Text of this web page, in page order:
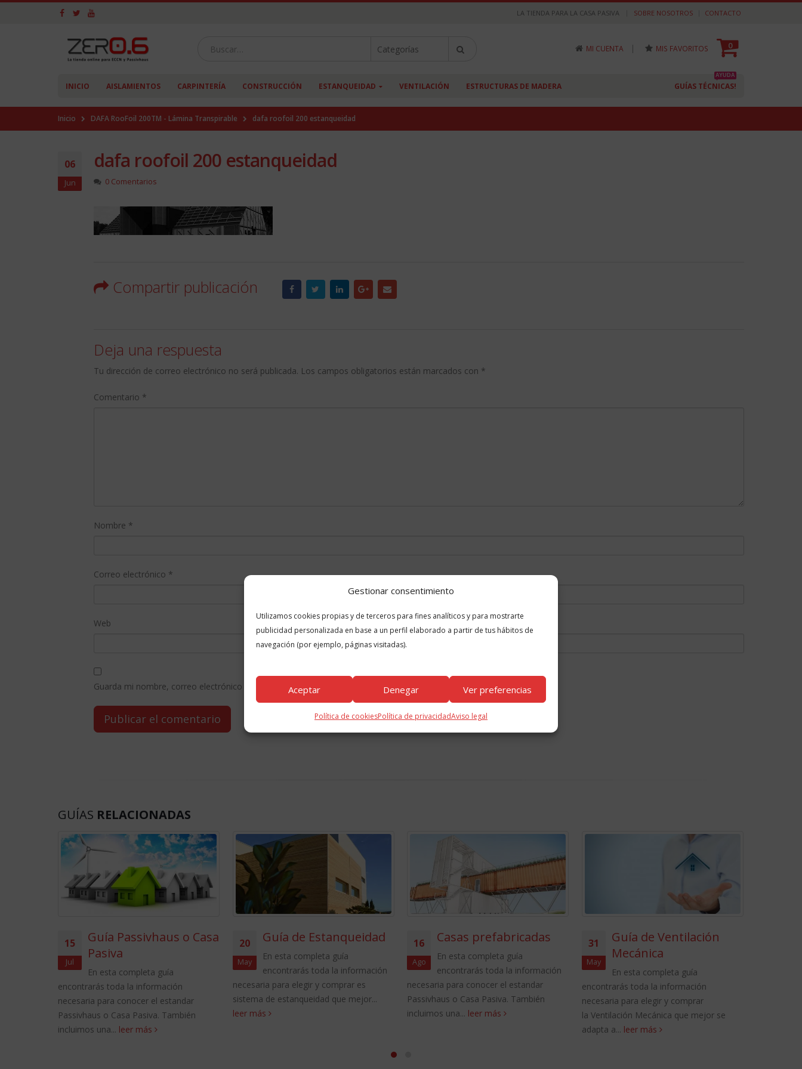
Gestionar consentimiento
Utilizamos cookies propias y de terceros para fines analíticos y para mostrarte
publicidad personalizada en base a un perfil elaborado a partir de tus hábitos de
navegación (por ejemplo, páginas visitadas).
Aceptar Denegar Ver preferencias
Política de cookiesPolítica de privacidadAviso legal
LA TIENDA PARA LA CASA PASIVA SOBRE NOSOTROS CONTACTO
MI CUENTA | MIS FAVORITOS 0
INICIO AISLAMIENTOS CARPINTERÍA CONSTRUCCIÓN ESTANQUEIDAD VENTILACIÓN ESTRUCTURAS DE MADERA GUÍAS TÉCNICAS!
AYUDA
Inicio DAFA RooFoil 200TM - Lámina Transpirable dafa roofoil 200 estanqueidad
06
Jun
dafa roofoil 200 estanqueidad
0 Comentarios
Compartir publicación
Deja una respuesta
Tu dirección de correo electrónico no será publicada. Los campos obligatorios están marcados con *
Comentario *
Nombre *
Correo electrónico *
Web
Guarda mi nombre, correo electrónico y web en este navegador para la próxima vez que comente.
GUÍAS RELACIONADAS
15
Jul
Guía Passivhaus o Casa
Pasiva
En esta completa guía
encontrarás toda la información
necesaria para conocer el estandar
Passivhaus o Casa Pasiva. También
incluimos una... leer más
20
May
Guía de Estanqueidad
En esta completa guía
encontrarás toda la información
necesaria para elegir y comprar es
sistema de estanqueidad que mejor...
leer más
16
Ago
Casas prefabricadas
En esta completa guía
encontrarás toda la información
necesaria para conocer el estandar
Passivhaus o Casa Pasiva. También
incluimos una... leer más
31
May
Guía de Ventilación
Mecánica
En esta completa guía
encontrarás toda la información
necesaria para elegir y comprar
la Ventilación Mecánica que mejor se
adapta a... leer más